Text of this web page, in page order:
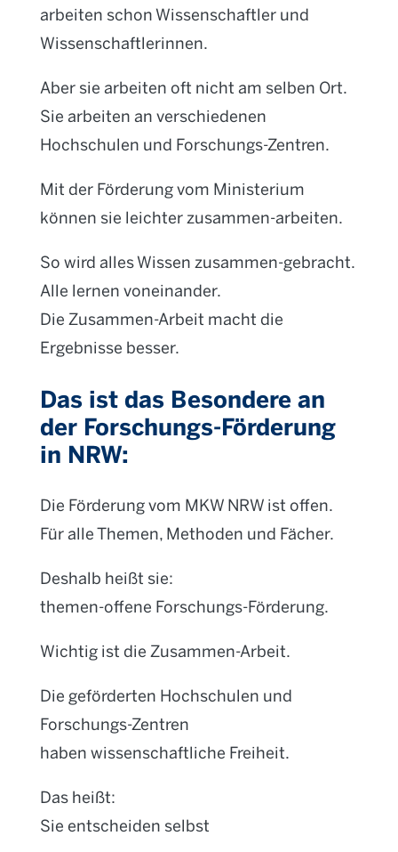
arbeiten schon Wissenschaftler und
Wissenschaftlerinnen.
Aber sie arbeiten oft nicht am selben Ort.
Sie arbeiten an verschiedenen
Hochschulen und Forschungs-Zentren.
Mit der Förderung vom Ministerium
können sie leichter zusammen-arbeiten.
So wird alles Wissen zusammen-gebracht.
Alle lernen voneinander.
Die Zusammen-Arbeit macht die
Ergebnisse besser.
Das ist das Besondere an
der Forschungs-Förderung
in NRW:
Die Förderung vom MKW NRW ist offen.
Für alle Themen, Methoden und Fächer.
Deshalb heißt sie:
themen-offene Forschungs-Förderung.
Wichtig ist die Zusammen-Arbeit.
Die geförderten Hochschulen und
Forschungs-Zentren
haben wissenschaftliche Freiheit.
Das heißt:
Sie entscheiden selbst